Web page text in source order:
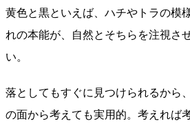
黄色と黒といえば、ハチやトラの模
れの本能が、自然とそちらを注視さ
い。
落としてもすぐに見つけられるから
の面から考えても実用的。考えれば